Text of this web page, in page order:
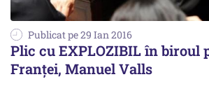
Publicat pe 29 Ian 2016
Plic cu EXPLOZIBIL în biroul
Franţei, Manuel Valls